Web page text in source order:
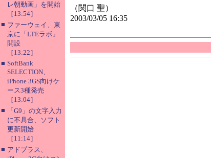
レ朝動画」を開始
［13:54］
■ ファーウェイ、東
京に「LTEラボ」
開設
［13:22］
■ SoftBank
SELECTION、
iPhone 3GS向けケ
ース3種発売
［13:04］
■
「G9」の文字入力
に不具合、ソフト
更新開始
［11:14］
■ アドプラス、
（関口 聖）
2003/03/05 16:35